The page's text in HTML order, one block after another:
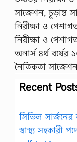
সাজেশন, চূড়ান্ত
নিরীক্ষা ও
নিরীক্ষা ও
অনার্স ৪র্থ
নৈতিকতা
Recent
সিভিল
স্বাস্থ্য সহকারী